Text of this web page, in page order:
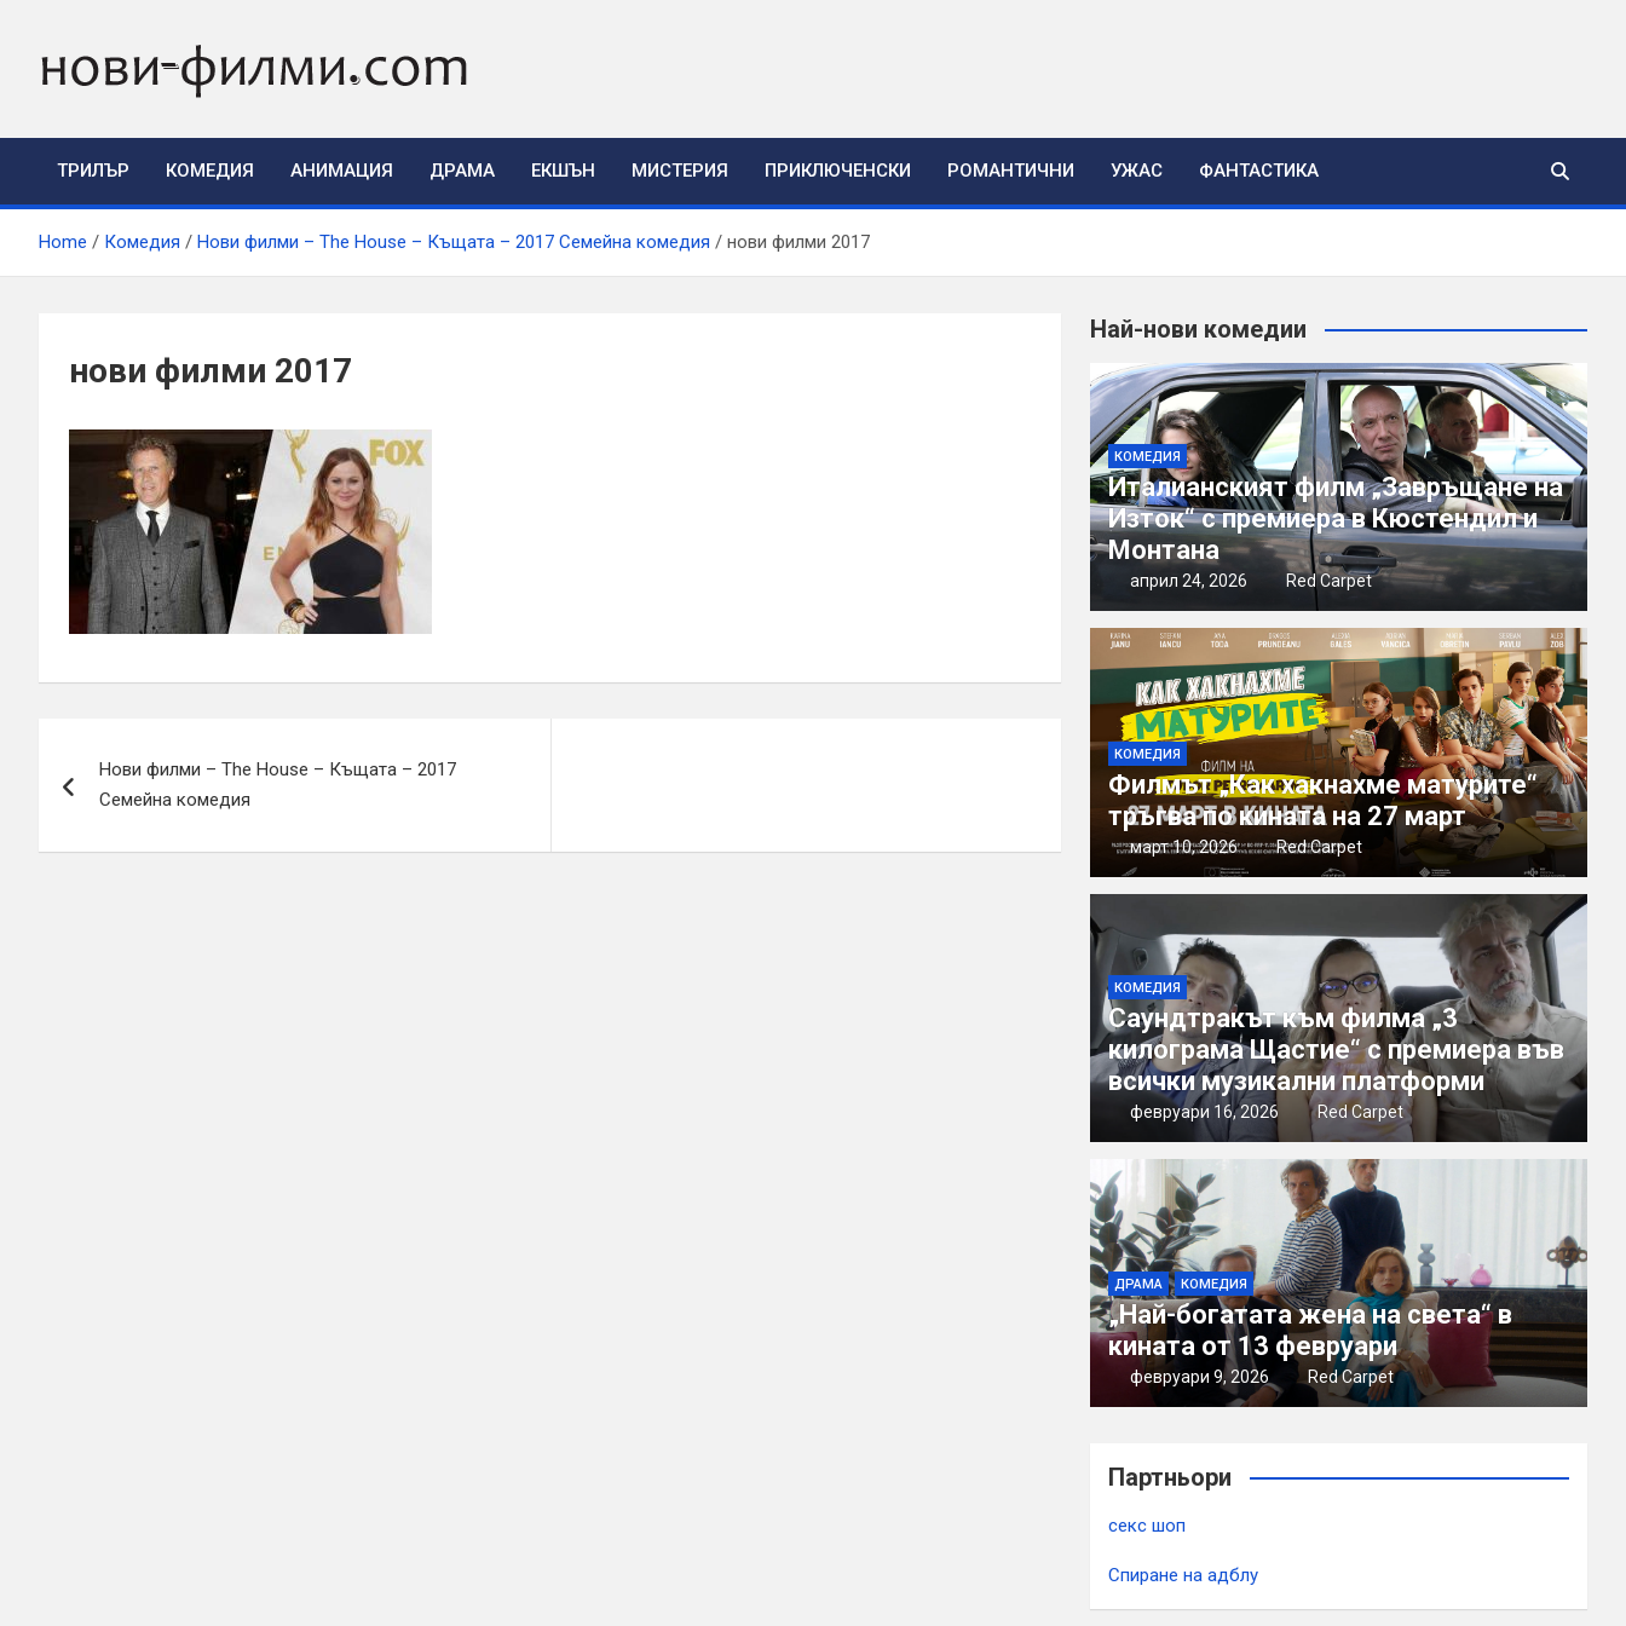
content
ТРИЛЪР КОМЕДИЯ АНИМАЦИЯ ДРАМА ЕКШЪН МИСТЕРИЯ ПРИКЛЮЧЕНСКИ РОМАНТИЧНИ УЖАС ФАНТАСТИКА
Home Комедия Нови филми – The House – Къщата – 2017 Семейна комедия нови филми 2017
нови филми 2017
Нови филми – The House – Къщата – 2017
Семейна комедия
Най-нови комедии
КОМЕДИЯ
Италианският филм „Завръщане на
Изток“ с премиера в Кюстендил и
Монтана
април 24, 2026 Red Carpet
КОМЕДИЯ
Филмът „Как хакнахме матурите“
тръгва по кината на 27 март
март 10, 2026 Red Carpet
КОМЕДИЯ
Саундтракът към филма „3
килограма Щастие“ с премиера във
всички музикални платформи
февруари 16, 2026 Red Carpet
ДРАМА КОМЕДИЯ
„Най-богатата жена на света“ в
кината от 13 февруари
февруари 9, 2026 Red Carpet
Партньори
секс шоп
Спиране на адблу